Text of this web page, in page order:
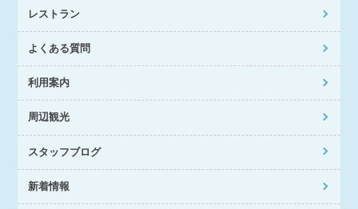
レストラン
よくある質問
利用案内
周辺観光
スタッフブログ
新着情報